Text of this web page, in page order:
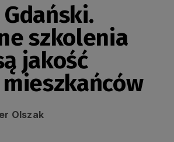
szkolenia
jakość
mieszkańców
Olszak